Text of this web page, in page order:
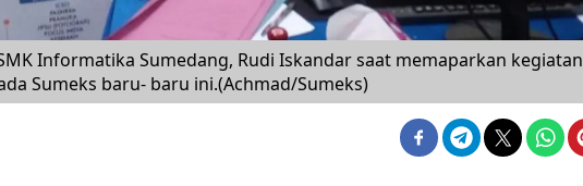
Informatika Sumedang, Rudi Iskandar saat memaparkan kegiatan
Sumeks baru- baru ini.(Achmad/Sumeks)